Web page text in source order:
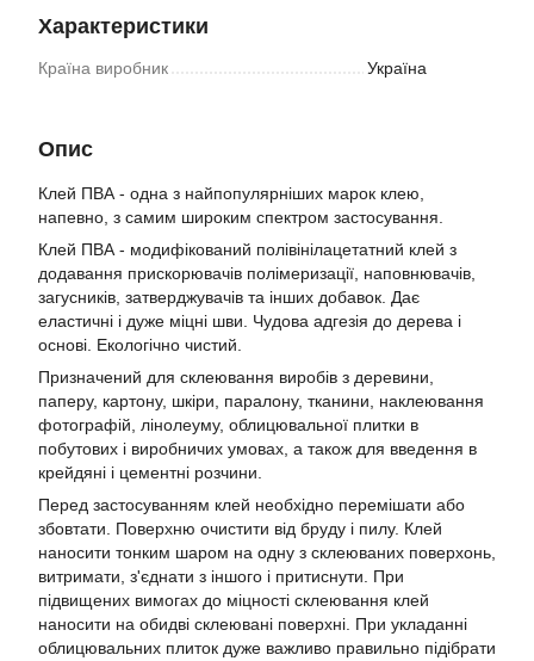
Характеристики
Країна виробник Україна
Опис
Клей ПВА - одна з найпопулярніших марок клею,
напевно, з самим широким спектром застосування.
Клей ПВА - модифікований полівінілацетатний клей з
додавання прискорювачів полімеризації, наповнювачів,
загусників, затверджувачів та інших добавок. Дає
еластичні і дуже міцні шви. Чудова адгезія до дерева і
основі. Екологічно чистий.
Призначений для склеювання виробів з деревини,
паперу, картону, шкіри, паралону, тканини, наклеювання
фотографій, лінолеуму, облицювальної плитки в
побутових і виробничих умовах, а також для введення в
крейдяні і цементні розчини.
Перед застосуванням клей необхідно перемішати або
збовтати. Поверхню очистити від бруду і пилу. Клей
наносити тонким шаром на одну з склеюваних поверхонь,
витримати, з'єднати з іншого і притиснути. При
підвищених вимогах до міцності склеювання клей
наносити на обидві склеювані поверхні. При укладанні
облицювальних плиток дуже важливо правильно підібрати